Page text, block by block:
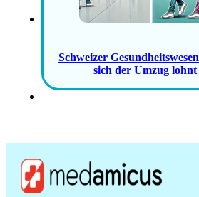
Schweizer
sich der Umzug lohnt